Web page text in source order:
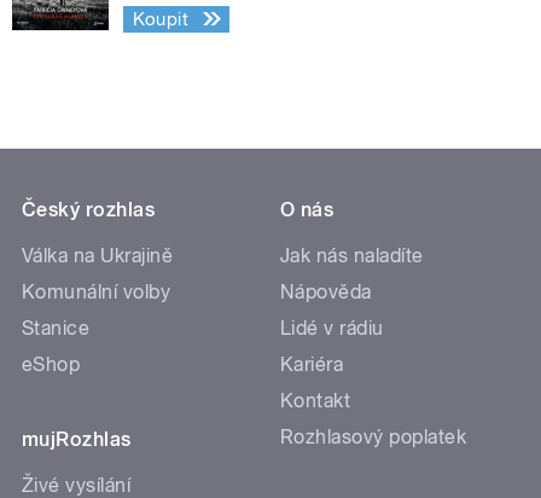
Koupit
Český rozhlas
Válka na Ukrajině
Komunální volby
Stanice
eShop
mujRozhlas
Živé vysílání
O nás
Jak nás naladíte
Nápověda
Lidé v rádiu
Kariéra
Kontakt
Rozhlasový poplatek